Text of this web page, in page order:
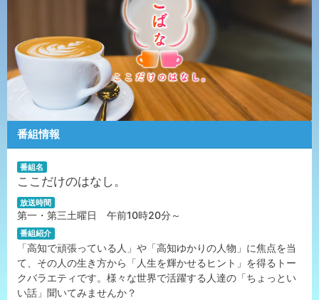
番組情報
番組名
ここだけのはなし。
放送時間
第一・第三土曜日 午前10時20分～
番組紹介
「高知で頑張っている人」や「高知ゆかりの人物」に焦点を当
て、その人の生き方から「人生を輝かせるヒント」 を得るトー
クバラエティです。様々な世界で活躍する人達の「ちょっとい
い話」聞いてみませんか？